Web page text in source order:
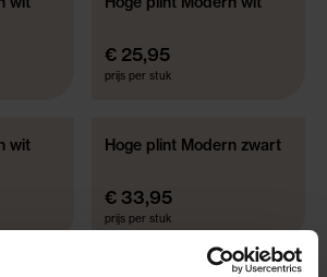
€ 25,95
prijs per stuk
wit Hoge plint Modern zwart
€ 33,95
prijs per stuk